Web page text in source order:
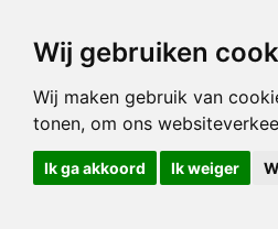
Wij gebruiken
Wij maken gebruik van
tonen, om ons
Ik ga akkoord Ik weiger
direct